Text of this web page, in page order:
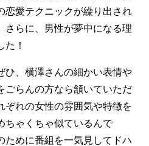
恋愛テクニックが繰り出され
さらに、男性が夢中になる理
！
ひ、横澤さんの細かい表情や
らんの方なら頷いていただ
ぞれの女性の雰囲気や特徴を
ちゃくちゃ似ているんで
めに番組を一気見してドハ